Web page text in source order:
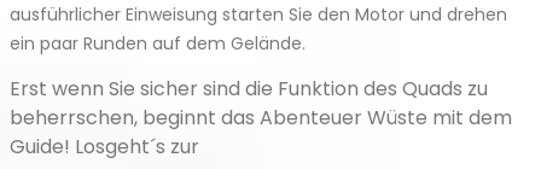
ausführlicher Einweisung starten Sie den Motor und drehen
ein paar Runden auf dem Gelände.
Erst wenn Sie sicher sind die Funktion des Quads zu
beherrschen, beginnt das Abenteuer Wüste mit dem
Guide! Losgeht´s zur